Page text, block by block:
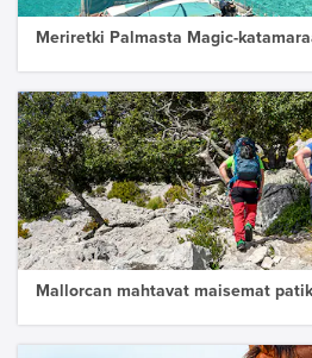
Meriretki Palmasta Magic-
Mallorcan mahtavat maisemat